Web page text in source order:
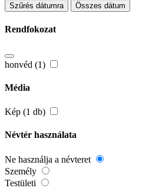
Szűrés dátumra Összes dátum
Rendfokozat
honvéd (1)
Média
Kép (1 db)
Névtér használata
Ne használja a névteret
Személy
Testületi